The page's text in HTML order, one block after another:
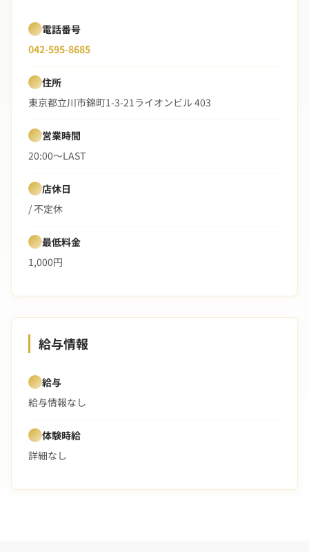
電話番号
042-595-8685
住所
東京都立川市錦町1-3-21ライオンビル 403
営業時間
20:00〜LAST
店休日
/ 不定休
最低料金
1,000円
給与情報
給与
給与情報なし
体験時給
詳細なし